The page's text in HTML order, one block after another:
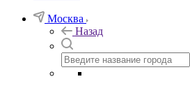
Москва
Назад